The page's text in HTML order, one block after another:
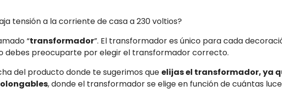
tensión a la corriente de casa a 230 voltios?
“transformador”. El transformador es único para cada
debes preocuparte por elegir el transformador correcto.
del producto donde te sugerimos que elijas el transformador, ya
, donde el transformador se elige en función de cuántas